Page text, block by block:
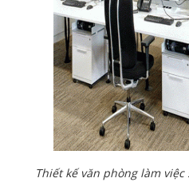
Thiết kế văn phòng làm